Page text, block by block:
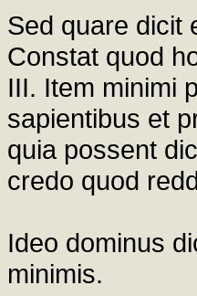
Sed quare dicit
Constat quod
III. Item minimi
sapientibus et
quia possent
credo quod
Ideo dominus
minimis.